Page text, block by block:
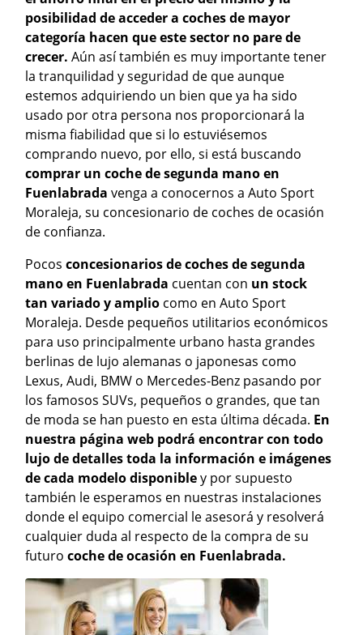
posibilidad de acceder a coches de mayor
categoría hacen que este sector no pare de
crecer. Aún así también es muy importante tener
la tranquilidad y seguridad de que aunque
estemos adquiriendo un bien que ya ha sido
usado por otra persona nos proporcionará la
misma fiabilidad que si lo estuviésemos
comprando nuevo, por ello, si está buscando
comprar un coche de segunda mano en
Fuenlabrada venga a conocernos a Auto Sport
Moraleja, su concesionario de coches de ocasión
de confianza.
Pocos concesionarios de coches de segunda
mano en Fuenlabrada cuentan con un stock
tan variado y amplio como en Auto Sport
Moraleja. Desde pequeños utilitarios económicos
para uso principalmente urbano hasta grandes
berlinas de lujo alemanas o japonesas como
Lexus, Audi, BMW o Mercedes-Benz pasando por
los famosos SUVs, pequeños o grandes, que tan
de moda se han puesto en esta última década. En
nuestra página web podrá encontrar con todo
lujo de detalles toda la información e imágenes
de cada modelo disponibley por supuesto
también le esperamos en nuestras instalaciones
donde el equipo comercial le asesorá y resolverá
cualquier duda al respecto de la compra de su
futuro coche de ocasión en Fuenlabrada.